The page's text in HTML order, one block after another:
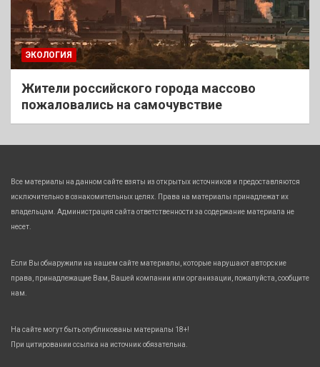
ЭКОЛОГИЯ
Жители российского города массово
пожаловались на самочувствие
Все материалы на данном сайте взяты из открытых источников и предоставляются
исключительно в ознакомительных целях. Права на материалы принадлежат их
владельцам. Администрация сайта ответственности за содержание материала не
несет.
Если Вы обнаружили на нашем сайте материалы, которые нарушают авторские
права, принадлежащие Вам, Вашей компании или организации, пожалуйста, сообщите
нам.
На сайте могут быть опубликованы материалы 18+!
При цитировании ссылка на источник обязательна.